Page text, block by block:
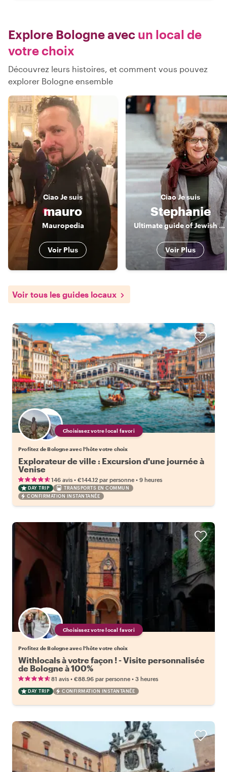
Explore Bologne avec un local de
votre choix
Découvrez leurs histoires, et comment vous pouvez
explorer Bologne ensemble
CiaoJe suis
mauro
Mauropedia
Voir Plus
CiaoJe suis
Stephanie
Ultimate guide of Jewish Emilia Romagna (you should learn about It!)
Voir Plus
Voir tous les guides locaux
Choisissez votre local favori
Profitez de Bologne avec l'hôte votre choix
Explorateur de ville : Excursion d'une journée à
Venise
146 avis • €144.12 par personne • 9 heures
DAY TRIP
TRANSPORTS EN COMMUN
CONFIRMATION INSTANTANÉE
Choisissez votre local favori
Profitez de Bologne avec l'hôte votre choix
Withlocals à votre façon ! - Visite personnalisée
de Bologne à 100%
81 avis • €88.96 par personne • 3 heures
DAY TRIP CONFIRMATION INSTANTANÉE